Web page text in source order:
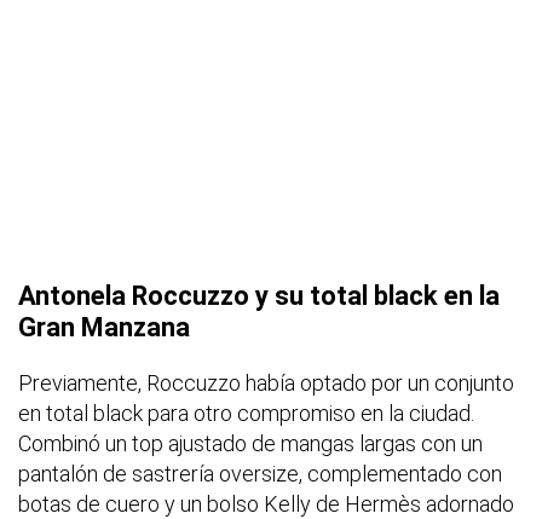
Antonela Roccuzzo y su total black en la
Gran Manzana
Previamente, Roccuzzo había optado por un conjunto
en total black para otro compromiso en la ciudad.
Combinó un top ajustado de mangas largas con un
pantalón de sastrería oversize, complementado con
botas de cuero y un bolso Kelly de Hermès adornado